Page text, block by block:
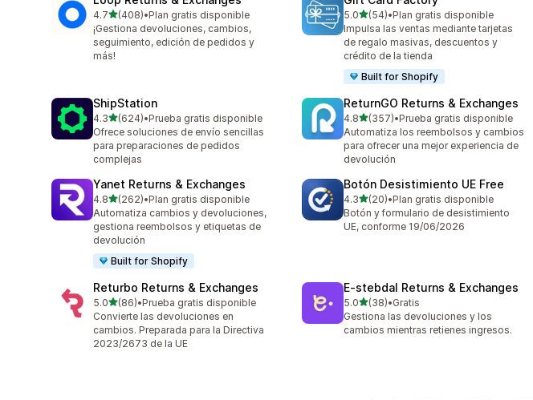
4.7de 5 estrellas
(408)
408 reseñas en total
•Plan gratis disponible
¡Gestiona devoluciones, cambios,
seguimiento, edición de pedidos y
más!
5.0de 5 estrellas
(54)
54 reseñas en total
•Plan gratis disponible
Impulsa las ventas mediante tarjetas
de regalo masivas, descuentos y
crédito de la tienda
Built for Shopify
ShipStation
4.3de 5 estrellas
(624)
624 reseñas en total
•Prueba gratis disponible
Ofrece soluciones de envío sencillas
para preparaciones de pedidos
complejas
ReturnGO Returns & Exchanges
4.8de 5 estrellas
(357)
357 reseñas en total
•Prueba gratis disponible
Automatiza los reembolsos y cambios
para ofrecer una mejor experiencia de
devolución
Yanet Returns & Exchanges
4.8de 5 estrellas
(262)
262 reseñas en total
•Plan gratis disponible
Automatiza cambios y devoluciones,
gestiona reembolsos y etiquetas de
devolución
Built for Shopify
Botón Desistimiento UE Free
4.3de 5 estrellas
(20)
20 reseñas en total
•Plan gratis disponible
Botón y formulario de desistimiento
UE, conforme 19/06/2026
Returbo Returns & Exchanges
5.0de 5 estrellas
(86)
86 reseñas en total
•Prueba gratis disponible
Convierte las devoluciones en
cambios. Preparada para la Directiva
2023/2673 de la UE
E‑stebdal Returns & Exchanges
5.0de 5 estrellas
(38)
38 reseñas en total
•Gratis
Gestiona las devoluciones y los
cambios mientras retienes ingresos.